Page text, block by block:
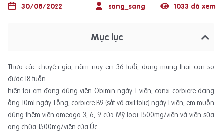
30/08/2022 sang_sang 1033 đã xem
Mục lục
Thưa các chuyên gia, năm nay em 36 tuổi, đang mang thai con so
được 18 tuần.
hiện tại em đang dùng viên Obimin ngày 1 viên, canxi corbiere dạng
ống 10ml ngày 1 ống, corbiere B9 (sắt và axit folic) ngày 1 viên, em muốn
dùng thêm viên omeaga 3, 6, 9 của Mỹ loại 1500mg/viên và viên sữa
ong chúa 1500mg/viên của Úc.